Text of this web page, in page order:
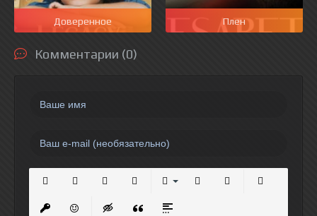
Доверенное Плен
Комментарии (0)